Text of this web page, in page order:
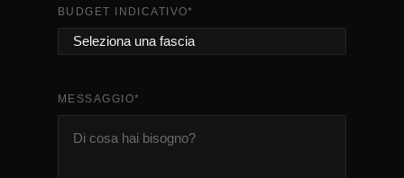
BUDGET INDICATIVO*
MESSAGGIO*